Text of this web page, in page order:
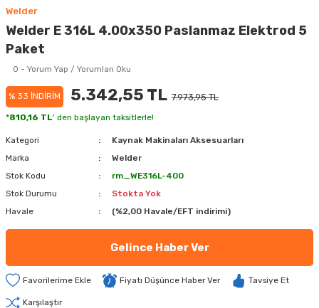
Welder
Welder E 316L 4.00x350 Paslanmaz Elektrod 5
Paket
0 - Yorum Yap / Yorumları Oku
% 33 İNDİRİM 5.342,55 TL 7.973,95 TL
*810,16 TL' den başlayan taksitlerle!
Kategori
Kaynak Makinaları Aksesuarları
Marka
Welder
Stok Kodu
rm_WE316L-400
Stok Durumu
Stokta Yok
Havale
(%2,00 Havale/EFT indirimi)
Gelince Haber Ver
Fiyatı Düşünce Haber Ver Tavsiye Et
Karşılaştır